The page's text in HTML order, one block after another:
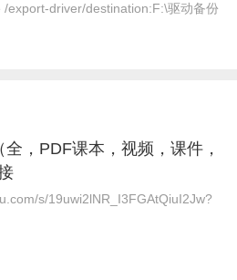
export-driver/destination:F:\驱动备份
，PDF课本，视频，课件，
s/19uwi2lNR_I3FGAtQiuI2Jw?